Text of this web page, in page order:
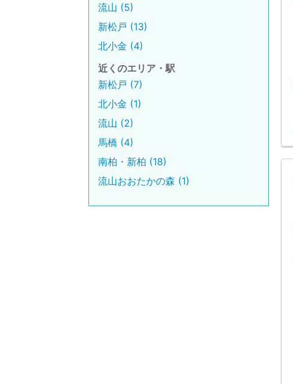
流山 (5)
新松戸 (13)
北小金 (4)
近くのエリア・駅
新松戸 (7)
北小金 (1)
流山 (2)
馬橋 (4)
南柏・新柏 (18)
流山おおたかの森 (1)